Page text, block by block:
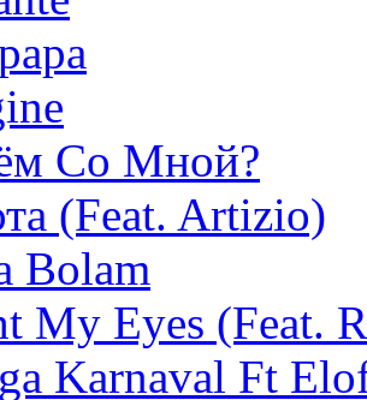
Со Мной?
(Feat. Artizio)
Bolam
My Eyes (Feat.
Karnaval Ft